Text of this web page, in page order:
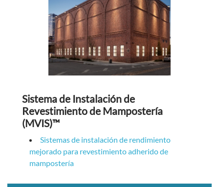
Sistema de Instalación de
Revestimiento de Mampostería
(MVIS)™
Sistemas de instalación de rendimiento
mejorado para revestimiento adherido de
mampostería